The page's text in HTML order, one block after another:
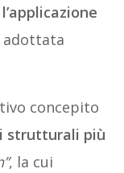
adottata
concepito
strutturali più
, la cui